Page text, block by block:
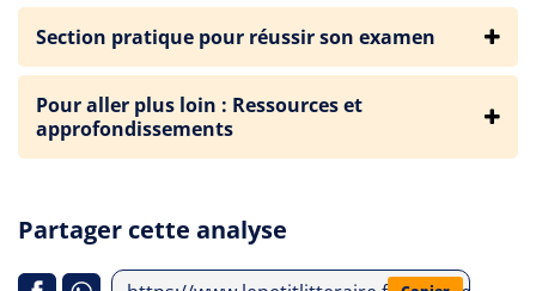
Section pratique pour réussir son examen
Pour aller plus loin : Ressources et
approfondissements
Partager cette analyse